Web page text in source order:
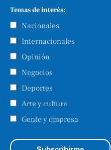
Temas de interés:
Nacionales
Internacionales
Opinión
Negocios
Deportes
Arte y cultura
Gente y empresa